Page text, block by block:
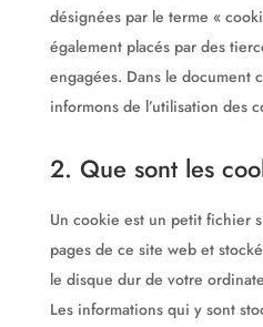
désignées par le terme «
également placés par des
engagées. Dans le document
informons de l’utilisation des
2. Que sont les
Un cookie est un petit fichier
pages de ce site web et
le disque dur de votre
Les informations qui y sont